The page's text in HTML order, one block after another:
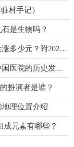
村手记）
是生物吗？
省养老金上调方案细则一览表
的历史发展介绍
扮演者是谁？
理位置介绍
成元素有哪些？